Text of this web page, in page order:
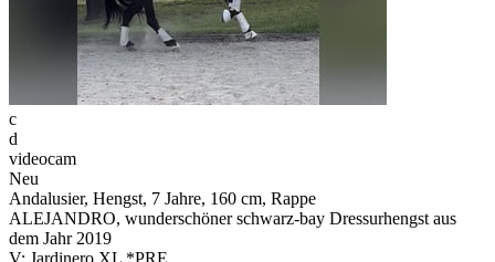
c
d
videocam
Neu
Andalusier, Hengst, 7 Jahre, 160 cm, Rappe
ALEJANDRO, wunderschöner schwarz-bay Dressurhengst aus
dem Jahr 2019